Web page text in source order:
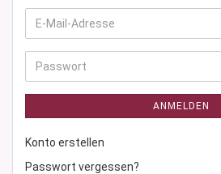
E-
Mail-
Adresse
Passwort
ANMELDEN
Konto erstellen
Passwort vergessen?